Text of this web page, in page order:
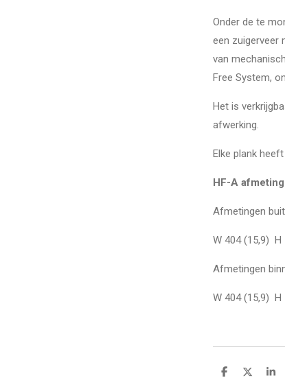
Onder de te
een zuigerveer
van
Free System,
Het is
afwerking.
Elke plank
HF-A
Afmetingen
W 404 (15,9) H
Afmetingen
W 404 (15,9) H
D
D
S